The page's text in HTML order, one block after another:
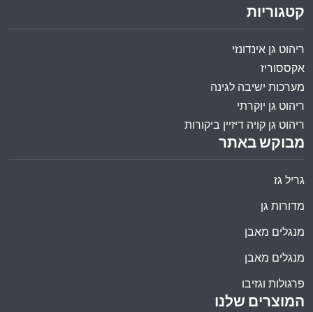
המוצרים שלנו
מבוקש באתר
גריל גז
מדורות גן
מנגלים מאבן
מנגלים מאבן
פרגולות וגזיבו
קטגוריות
ריהוט גן אינדונזי
אקססוריז
מערכות ישיבה לגינה
ריהוט גן יוקרתי
ריהוט גן קויה דיזיין ביקורות